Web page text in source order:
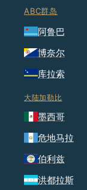
ABC群岛
阿鲁巴
博奈尔
库拉索
大陆加勒比
墨西哥
危地马拉
伯利兹
洪都拉斯